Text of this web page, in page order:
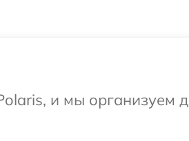
и мы организуем